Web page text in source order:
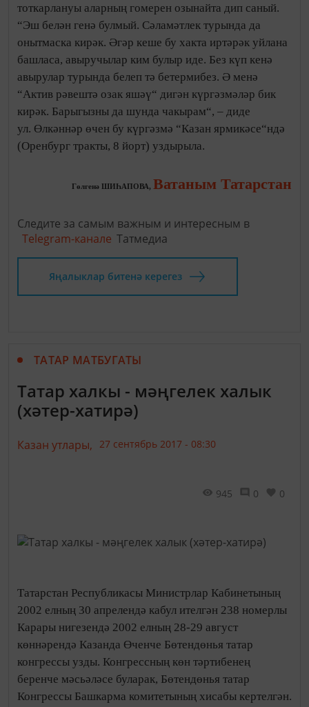
тоткарлануы аларның гомерен озынайта дип саный.
“Эш белән генә булмый. Сәламәт­лек турында да
онытмаска кирәк. Әгәр кеше бу хакта иртәрәк уйлана
башласа, авыручылар ким булыр иде. Без күп кенә
авырулар турында белеп тә бетермибез. Ә менә
“Актив рәвештә озак яшәү“ дигән күргәзмәләр бик
кирәк. Барыгызны да шунда чакырам“, – диде
ул. Өлкәннәр өчен бу күргәз­мә “Казан ярмикәсе“ндә
(Оренбург тракты, 8 йорт) уз­дырыла.
Гөлгенә ШИҺАПОВА, Ватаным Татарстан
Следите за самым важным и интересным в
Telegram-канале Татмедиа
Яңалыклар битенә керегез
ТАТАР МАТБУГАТЫ
Татар халкы - мәңгелек халык
(хәтер-хатирә)
Казан утлары, 27 сентябрь 2017 - 08:30
945 0 0
Татарстан Республикасы Министрлар Кабинетының
2002 елның 30 апрелендә кабул ителгән 238 номерлы
Карары нигезендә 2002 елның 28-29 август
көннәрендә Казанда Өченче Бөтендөнья татар
конгрессы узды. Конгрессның көн тәртибенең
беренче мәсьәләсе буларак, Бөтендөнья татар
Конгрессы Башкарма комитетының хисабы кертелгән.